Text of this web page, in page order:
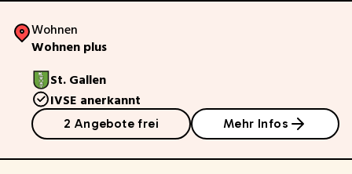
Wohnen
Wohnen plus
St. Gallen
IVSE anerkannt
2 Angebote frei Mehr Infos